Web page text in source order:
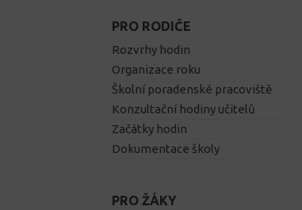
PRO RODIČE
Rozvrhy hodin
Organizace roku
Školní poradenské pracoviště
Konzultační hodiny učitelů
Začátky hodin
Dokumentace školy
PRO ŽÁKY